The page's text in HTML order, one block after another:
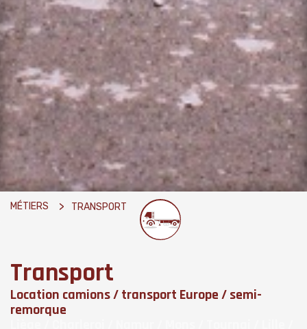
MÉTIERS TRANSPORT
Transport
Location camions / transport Europe / semi-
remorque